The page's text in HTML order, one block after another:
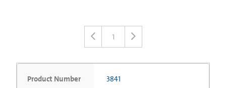
1
Product Number 3841